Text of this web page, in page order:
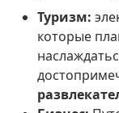
Туризм:
которые